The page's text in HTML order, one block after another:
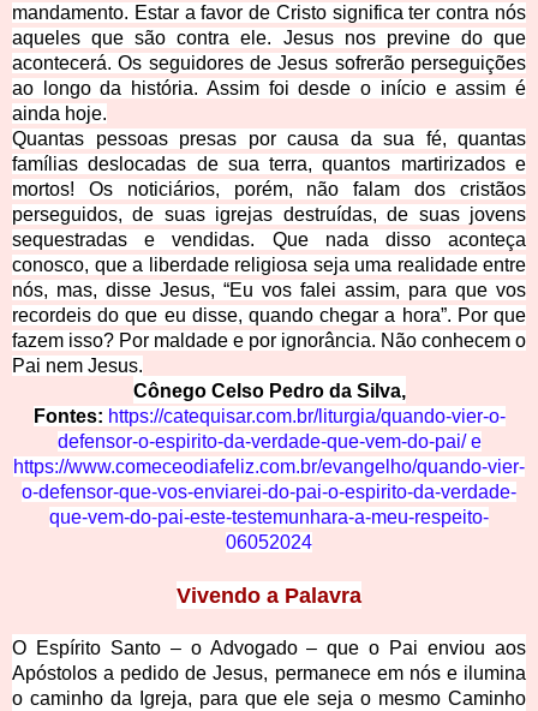
mandamento. Estar a favor de Cristo significa ter contra nós
aqueles que são contra ele. Jesus nos previne do que
acontecerá. Os seguidores de Jesus sofrerão perseguições
ao longo da história. Assim foi desde o início e assim é
ainda hoje.
Quantas pessoas presas por causa da sua fé, quantas
famílias deslocadas de sua terra, quantos martirizados e
mortos! Os noticiários, porém, não falam dos cristãos
perseguidos, de suas igrejas destruídas, de suas jovens
sequestradas e vendidas. Que nada disso aconteça
conosco, que a liberdade religiosa seja uma realidade entre
nós, mas, disse Jesus, “Eu vos falei assim, para que vos
recordeis do que eu disse, quando chegar a hora”. Por que
fazem isso? Por maldade e por ignorância. Não conhecem o
Pai nem Jesus.
Cônego Celso Pedro da Silva,
Fontes: https://catequisar.com.br/liturgia/quando-vier-o-
defensor-o-espirito-da-verdade-que-vem-do-pai/ e
https://www.comeceodiafeliz.com.br/evangelho/quando-vier-
o-defensor-que-vos-enviarei-do-pai-o-espirito-da-verdade-
que-vem-do-pai-este-testemunhara-a-meu-respeito-
06052024
Vivendo a Palavra
O Espírito Santo – o Advogado – que o Pai enviou aos
Apóstolos a pedido de Jesus, permanece em nós e ilumina
o caminho da Igreja, para que ele seja o mesmo Caminho